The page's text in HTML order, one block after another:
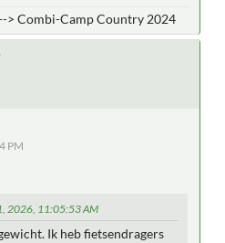
> Combi-Camp Country 2024
PM
2026, 11:05:53 AM
Ik heb fietsendragers